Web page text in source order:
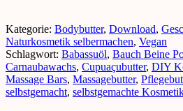
Kategorie: Bodybutter, Download,
Naturkosmetik selbermachen, Vegan
Schlagwort: Babassuöl, Bauch Beine
Carnaubawachs, Cupuaçubutter, DIY
Massage Bars, Massagebutter,
selbstgemacht, selbstgemachte